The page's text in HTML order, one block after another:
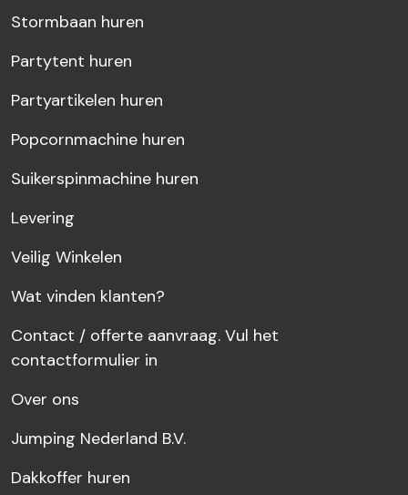
Stormbaan huren
Partytent huren
Partyartikelen huren
Popcornmachine huren
Suikerspinmachine huren
Levering
Veilig Winkelen
Wat vinden klanten?
Contact / offerte aanvraag. Vul het
contactformulier in
Over ons
Jumping Nederland B.V.
Dakkoffer huren